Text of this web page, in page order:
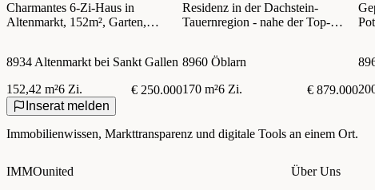
Charmantes 6-Zi-Haus in
Altenmarkt, 152m², Garten,
8934 Altenmarkt bei Sankt Gallen
152,42 m²6 Zi. € 250.000
Residenz in der Dachstein-
Tauernregion - nahe der Top-
8960 Öblarn
170 m²6 Zi. € 879.000
Inserat melden
Immobilienwissen, Markttransparenz und digitale Tools an einem Ort.
IMMOunited
Über Uns